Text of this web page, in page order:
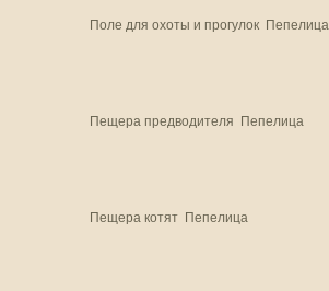
Поле для охоты и прогулок Пепелица
Пещера предводителя Пепелица
Пещера котят Пепелица